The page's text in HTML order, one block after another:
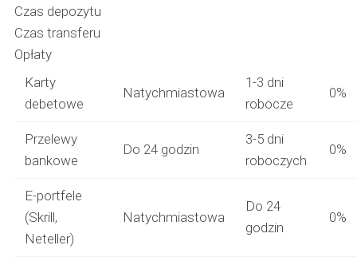
Czas depozytu
Czas transferu
Opłaty
Karty
debetowe
Natychmiastowa
1-3 dni
robocze
0%
Przelewy
bankowe
Do 24 godzin
3-5 dni
roboczych
0%
E-portfele
(Skrill,
Neteller)
Natychmiastowa
Do 24
godzin
0%